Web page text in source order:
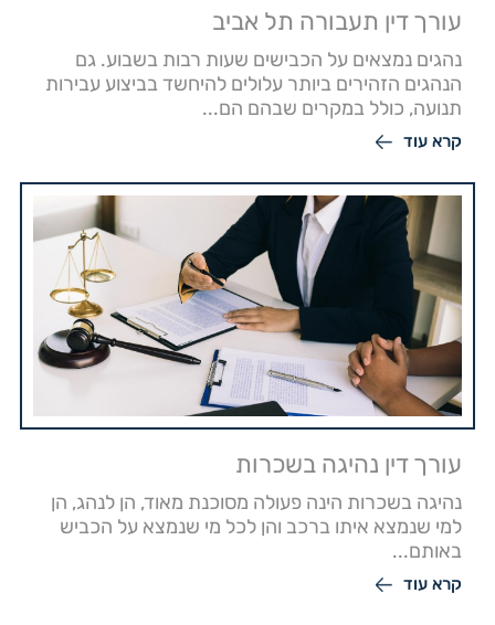
עורך דין תעבורה תל אביב
נהגים נמצאים על הכבישים שעות רבות בשבוע. גם
הנהגים הזהירים ביותר עלולים להיחשד בביצוע עבירות
תנועה, כולל במקרים שבהם הם...
קרא עוד
עורך דין נהיגה בשכרות
נהיגה בשכרות הינה פעולה מסוכנת מאוד, הן לנהג, הן
למי שנמצא איתו ברכב והן לכל מי שנמצא על הכביש
באותם...
קרא עוד